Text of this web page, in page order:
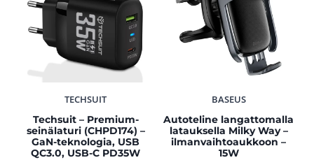
TECHSUIT
Techsuit – Premium-
seinälaturi (CHPD174) –
GaN-teknologia, USB
QC3.0, USB-C PD35W
BASEUS
Autoteline langattomalla
latauksella Milky Way –
ilmanvaihtoaukkoon –
15W